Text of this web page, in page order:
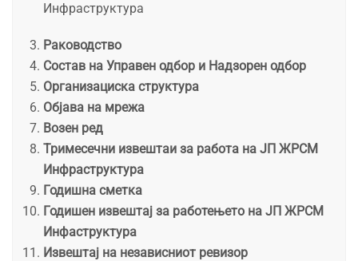
Инфраструктура
Раководство
Состав на Управен одбор и Надзорен одбор
Организациска структура
Објава на мрежа
Возен ред
Тримесечни извештаи за работа на ЈП ЖРСМ
Инфраструктура
Годишна сметка
Годишен извештај за работењето на ЈП ЖРСМ
Инфаструктура
Извештај на независниот ревизор